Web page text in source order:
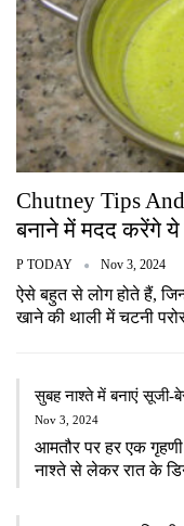
Chutney Tips
बनाने में मदद करेंगे ये
P TODAY Nov 3, 2024
ऐसे बहुत से लोग होते हैं,
खाने की थाली में चटनी
सुबह नाश्ते में बनाएं सूजी-
Nov 3, 2024
आमतौर पर हर एक
नाश्ते से लेकर रात के